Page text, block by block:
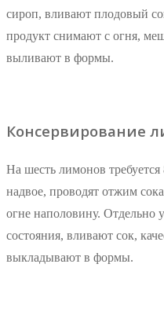
сироп, вливают плодовый
продукт снимают с огня,
выливают в формы.
Консервирование
На шесть лимонов
надвое, проводят отжим
огне наполовину. Отдельно
состояния, вливают сок,
выкладывают в формы.